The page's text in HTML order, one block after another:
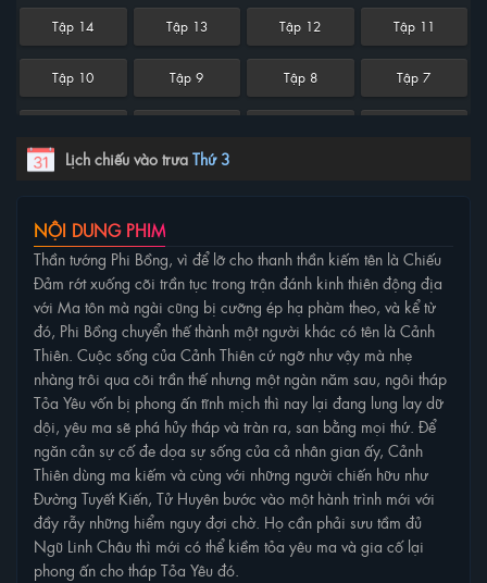
Tập 14 Tập 13 Tập 12 Tập 11
Tập 10 Tập 9 Tập 8 Tập 7
Lịch chiếu vào trưa Thứ 3
NỘI DUNG PHIM
Thần tướng Phi Bồng, vì để lỡ cho thanh thần kiếm tên là Chiếu
Đảm rớt xuống cõi trần tục trong trận đánh kinh thiên động địa
với Ma tôn mà ngài cũng bị cưỡng ép hạ phàm theo, và kể từ
đó, Phi Bồng chuyển thế thành một người khác có tên là Cảnh
Thiên. Cuộc sống của Cảnh Thiên cứ ngỡ như vậy mà nhẹ
nhàng trôi qua cõi trần thế nhưng một ngàn năm sau, ngôi tháp
Tỏa Yêu vốn bị phong ấn tĩnh mịch thì nay lại đang lung lay dữ
dội, yêu ma sẽ phá hủy tháp và tràn ra, san bằng mọi thứ. Để
ngăn cản sự cố đe dọa sự sống của cả nhân gian ấy, Cảnh
Thiên dùng ma kiếm và cùng với những người chiến hữu như
Đường Tuyết Kiến, Tử Huyên bước vào một hành trình mới với
đầy rẫy những hiểm nguy đợi chờ. Họ cần phải sưu tầm đủ
Ngũ Linh Châu thì mới có thể kiềm tỏa yêu ma và gia cố lại
phong ấn cho tháp Tỏa Yêu đó.